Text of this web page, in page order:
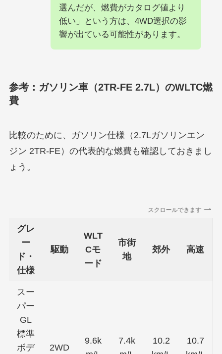
選んだが、燃費がカタログ値より
低い」という方は、4WD選択の影
響が出ている可能性があります。
参考：ガソリン車（2TR-FE 2.7L）のWLTC燃
費
比較のために、ガソリン仕様（2.7Lガソリンエン
ジン 2TR-FE）の代表的な燃費も確認しておきまし
ょう。
スクロールできます
グレ
ー
ド・
仕様
駆動
WLT
Cモ
ード
市街
地
郊外 高速
スー
パー
GL
標準
ボデ
2WD
9.6k
7.4k
10.2
10.7